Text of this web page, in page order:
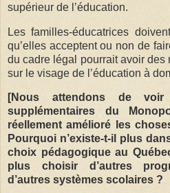
supérieur de l’éducation.
Les familles-éducatrices
qu’elles acceptent ou non de
du cadre légal pourrait avoir des
sur le visage de l’éducation à
[Nous attendons de
supplémentaires du
réellement amélioré les
Pourquoi n’existe-t-il plus
choix pédagogique au
plus choisir d’autres
d’autres systèmes scolaires ?